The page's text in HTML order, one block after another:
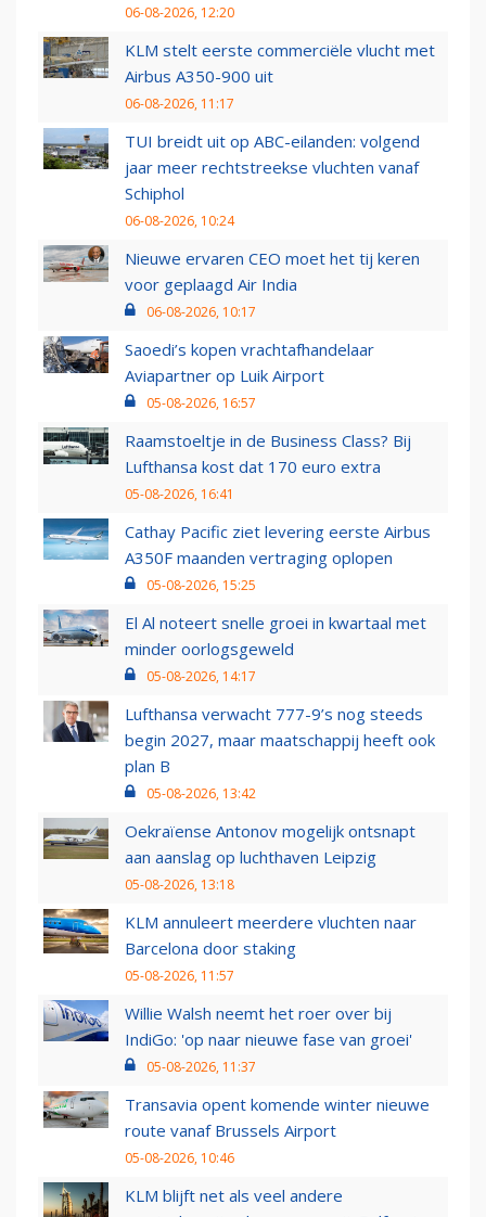
06-08-2026, 12:20
KLM stelt eerste commerciële vlucht met
Airbus A350-900 uit
06-08-2026, 11:17
TUI breidt uit op ABC-eilanden: volgend
jaar meer rechtstreekse vluchten vanaf
Schiphol
06-08-2026, 10:24
Nieuwe ervaren CEO moet het tij keren
voor geplaagd Air India
06-08-2026, 10:17
Saoedi’s kopen vrachtafhandelaar
Aviapartner op Luik Airport
05-08-2026, 16:57
Raamstoeltje in de Business Class? Bij
Lufthansa kost dat 170 euro extra
05-08-2026, 16:41
Cathay Pacific ziet levering eerste Airbus
A350F maanden vertraging oplopen
05-08-2026, 15:25
El Al noteert snelle groei in kwartaal met
minder oorlogsgeweld
05-08-2026, 14:17
Lufthansa verwacht 777-9’s nog steeds
begin 2027, maar maatschappij heeft ook
plan B
05-08-2026, 13:42
Oekraïense Antonov mogelijk ontsnapt
aan aanslag op luchthaven Leipzig
05-08-2026, 13:18
KLM annuleert meerdere vluchten naar
Barcelona door staking
05-08-2026, 11:57
Willie Walsh neemt het roer over bij
IndiGo: 'op naar nieuwe fase van groei'
05-08-2026, 11:37
Transavia opent komende winter nieuwe
route vanaf Brussels Airport
05-08-2026, 10:46
KLM blijft net als veel andere